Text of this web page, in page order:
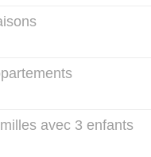
avec 3 enfants